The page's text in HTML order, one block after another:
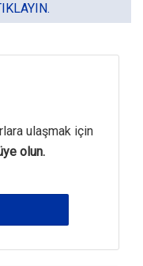
ulaşmak için
olun.